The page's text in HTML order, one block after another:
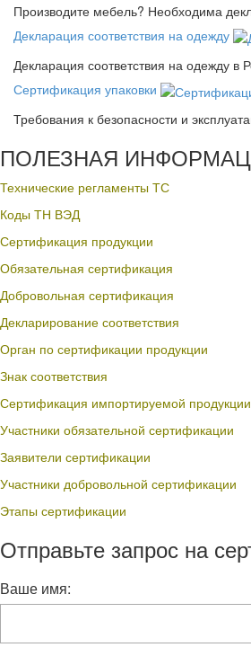
Производите мебель? Необходима
Декларация соответствия на одежду
Декларация соответствия на одежду
Сертификация упаковки
Требования к безопасности и
ПОЛЕЗНАЯ
Технические регламенты ТС
Коды ТН ВЭД
Сертификация продукции
Обязательная сертификация
Добровольная сертификация
Декларирование соответствия
Орган по сертификации продукции
Знак соответствия
Сертификация импортируемой продукции
Участники обязательной сертификации
Заявители сертификации
Участники добровольной сертификации
Этапы сертификации
Отправьте запрос на
Ваше имя: